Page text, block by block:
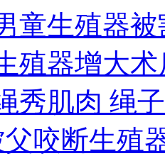
童生殖器
殖器增大
秀肌肉 绳
咬断生殖